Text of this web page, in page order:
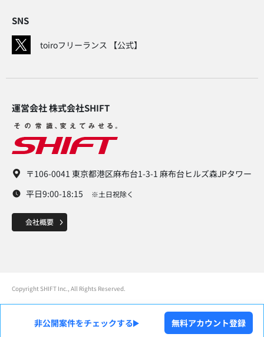
SNS
toiroフリーランス 【公式】
運営会社 株式会社SHIFT​
〒106-0041 東京都港区麻布台1-3-1 麻布台ヒルズ森JPタワー
平日9:00-18:15
※土日祝除く
Copyright SHIFT Inc., All Rights Reserved.
非公開案件をチェックする 無料アカウント登録